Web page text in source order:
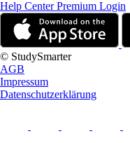
Help CenterPremium Login
© StudySmarter
AGB
Impressum
Datenschutzerklärung